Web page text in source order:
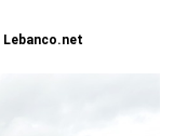
Lebanco.net